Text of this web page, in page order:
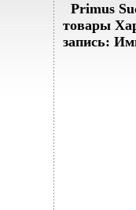
Primus
товары
запись: